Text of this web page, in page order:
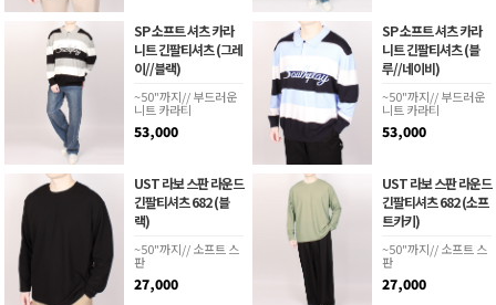
SP 소프트 셔츠 카라
니트 긴팔티셔츠 (그레
이//블랙)
~50"까지// 부드러운
니트 카라티
53,000
SP 소프트 셔츠 카라
니트 긴팔티셔츠 (블
루//네이비)
~50"까지// 부드러운
니트 카라티
53,000
UST 라보 스판 라운드
긴팔티셔츠 682 (블
랙)
~50"까지// 소프트 스
판
27,000
UST 라보 스판 라운드
긴팔티셔츠 682 (소프
트카키)
~50"까지// 소프트 스
판
27,000